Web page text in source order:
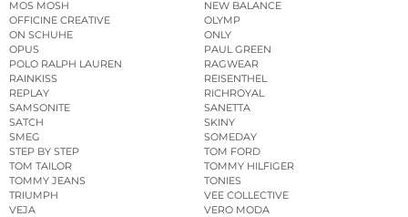
MOS MOSH
NEW BALANCE
OFFICINE CREATIVE
OLYMP
ON SCHUHE
ONLY
OPUS
PAUL GREEN
POLO RALPH LAUREN
RAGWEAR
RAINKISS
REISENTHEL
REPLAY
RICHROYAL
SAMSONITE
SANETTA
SATCH
SKINY
SMEG
SOMEDAY
STEP BY STEP
TOM FORD
TOM TAILOR
TOMMY HILFIGER
TOMMY JEANS
TONIES
TRIUMPH
VEE COLLECTIVE
VEJA
VERO MODA